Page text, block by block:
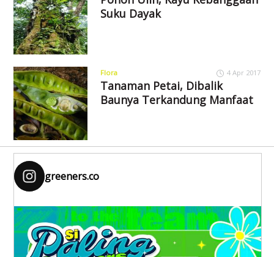
Suku Dayak
Flora 4 Apr 2017
Tanaman Petai, Dibalik
Baunya Terkandung Manfaat
greeners.co